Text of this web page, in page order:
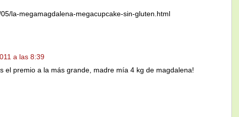
la-megamagdalena-megacupcake-sin-gluten.html
a las 8:39
el premio a la más grande, madre mía 4 kg de magdalena!